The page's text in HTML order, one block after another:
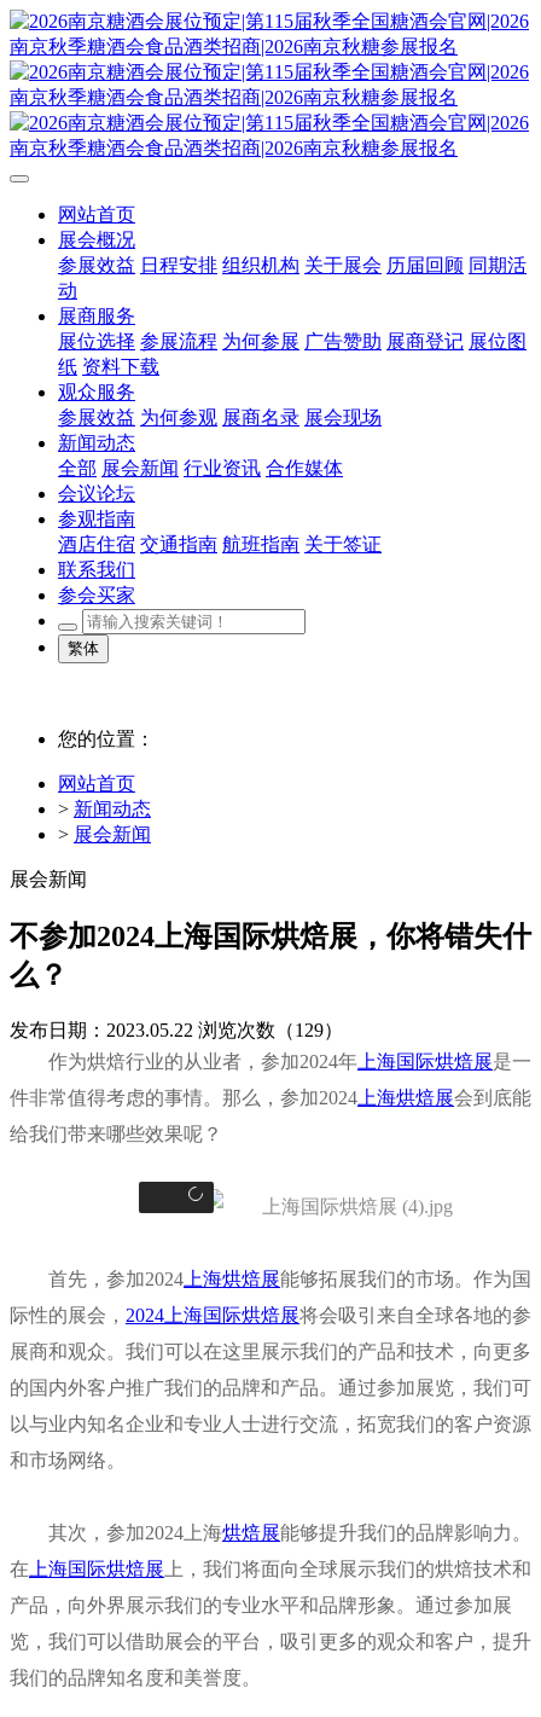
网站首页
展会概况
参展效益 日程安排 组织机构 关于展会 历届回顾 同期活
动
展商服务
展位选择 参展流程 为何参展 广告赞助 展商登记 展位图
纸 资料下载
观众服务
参展效益 为何参观 展商名录 展会现场
新闻动态
全部 展会新闻 行业资讯 合作媒体
会议论坛
参观指南
酒店住宿 交通指南 航班指南 关于签证
联系我们
参会买家
繁体
您的位置：
网站首页
> 新闻动态
> 展会新闻
展会新闻
不参加2024上海国际烘焙展，你将错失什
么？
发布日期：2023.05.22 浏览次数（129）
作为烘焙行业的从业者，参加2024年 上海国际烘焙展是一
件非常值得考虑的事情。那么，参加2024 上海烘焙展会到底能
给我们带来哪些效果呢？
首先，参加2024 上海烘焙展能够拓展我们的市场。作为国
际性的展会， 2024上海国际烘焙展将会吸引来自全球各地的参
展商和观众。我们可以在这里展示我们的产品和技术，向更多
的国内外客户推广我们的品牌和产品。通过参加展览，我们可
以与业内知名企业和专业人士进行交流，拓宽我们的客户资源
和市场网络。
其次，参加2024上海烘焙展能够提升我们的品牌影响力。
在 上海国际烘焙展 上 ，我们将面向全球展示我们的烘焙技术和
产品，向外界展示我们的专业水平和品牌形象。通过参加展
览，我们可以借助展会的平台，吸引更多的观众和客户，提升
我们的品牌知名度和美誉度。